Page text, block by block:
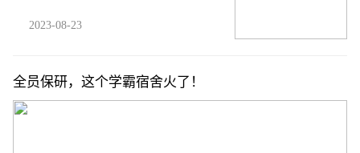
2023-08-23
全员保研，这个学霸宿舍火了！